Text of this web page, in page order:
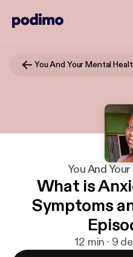
You And Your Mental
You And
What is
Symptoms
12 min · 9